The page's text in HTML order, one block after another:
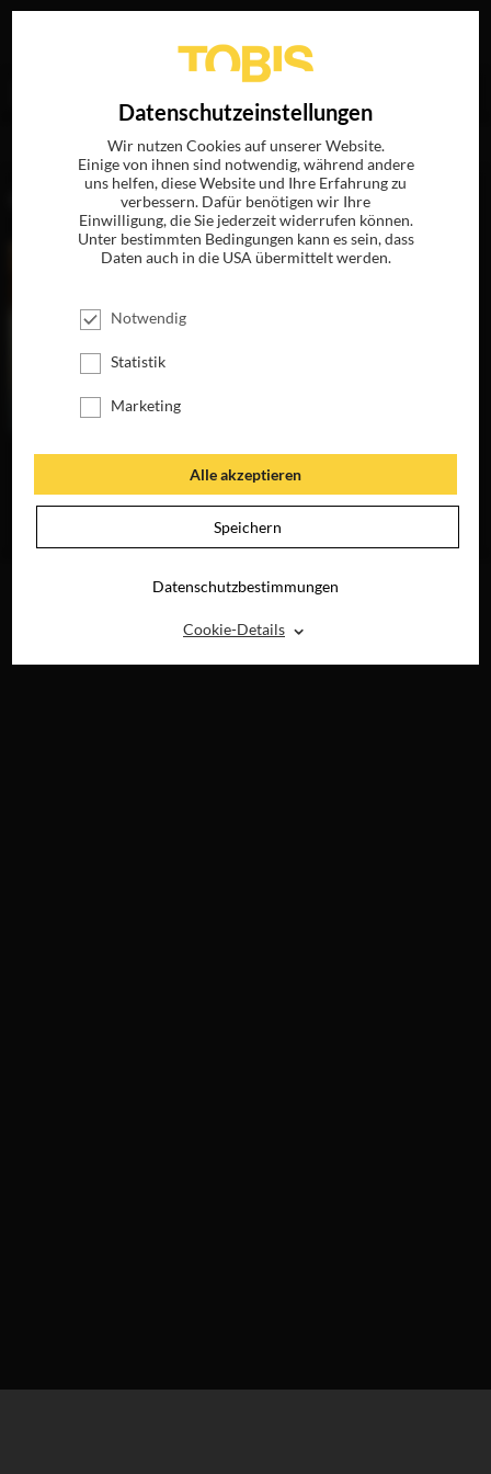
„Matthieu Zeller“
MARIA REICHE:
DER NAZCA-
LINIEN
ZUHAUSE
Datenschutzeinstellungen
Wir nutzen Cookies auf unserer Website.
Einige von ihnen sind notwendig, während andere
uns helfen, diese Website und Ihre Erfahrung zu
verbessern. Dafür benötigen wir Ihre
Einwilligung, die Sie jederzeit widerrufen können.
Unter bestimmten Bedingungen kann es sein, dass
Daten auch in die USA übermittelt werden.
Notwendig
Statistik
Marketing
Alle akzeptieren
Speichern
Datenschutzbestimmungen
Cookie-Details ⌃